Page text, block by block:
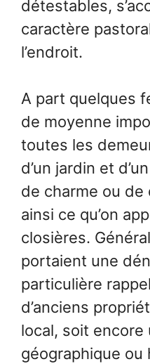
détestables,
caractère
l’endroit.
A part quelques
de moyenne
toutes les
d’un jardin et
de charme ou
ainsi ce qu’on
closières.
portaient une
particulière
d’anciens
local, soit
géographique ou